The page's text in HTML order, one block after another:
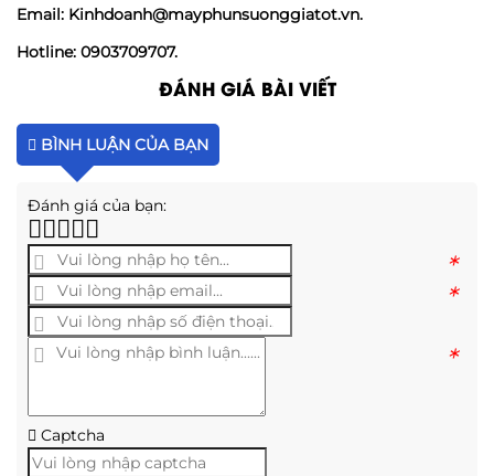
Email: Kinhdoanh@mayphunsuonggiatot.vn.
Hotline: 0903709707.
ĐÁNH GIÁ BÀI VIẾT
BÌNH LUẬN CỦA BẠN
Đánh giá của bạn:
*
*
*
Captcha